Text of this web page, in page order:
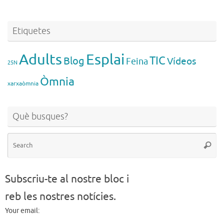
Etiquetes
25N AdultsBlog Esplai FeinaTICVídeos
xarxaòmnia Òmnia
Què busques?
Subscriu-te al nostre bloc i
reb les nostres notícies.
Your email: